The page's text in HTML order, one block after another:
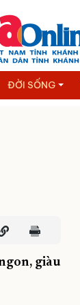
ĐỜI SỐNG
giàu